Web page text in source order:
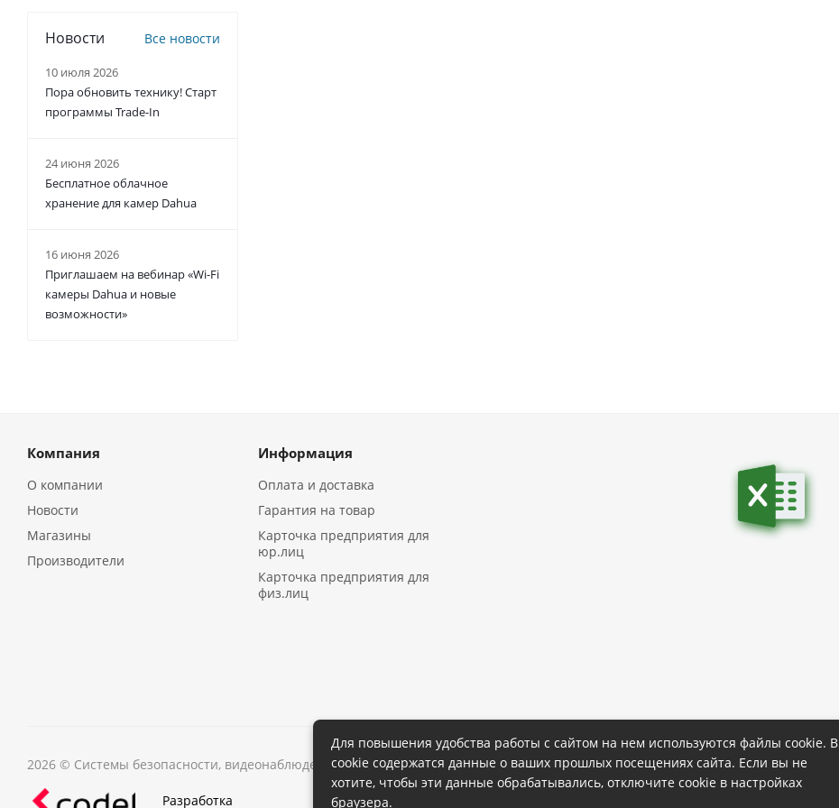
Новости Все новости
10 июля 2026
Пора обновить технику! Старт
программы Trade-In
24 июня 2026
Бесплатное облачное
хранение для камер Dahua
16 июня 2026
Приглашаем на вебинар «Wi-Fi
камеры Dahua и новые
возможности»
Компания
О компании
Новости
Магазины
Производители
Информация
Оплата и доставка
Гарантия на товар
Карточка предприятия для
юр.лиц
Карточка предприятия для
физ.лиц
2026 © Системы безопасности, видеонаблюдения в ИркутскеПолитика конфиденциальности
Разработка
Для повышения удобства работы с сайтом на нем используются файлы cookie. В
cookie содержатся данные о ваших прошлых посещениях сайта. Если вы не
хотите, чтобы эти данные обрабатывались, отключите cookie в настройках
браузера.